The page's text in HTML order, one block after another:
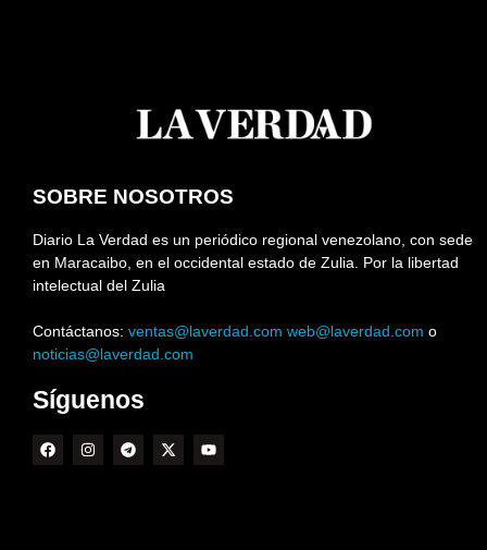
SOBRE NOSOTROS
Diario La Verdad es un periódico regional venezolano, con sede
en Maracaibo, en el occidental estado de Zulia. Por la libertad
intelectual del Zulia
Contáctanos: ventas@laverdad.com web@laverdad.com o
noticias@laverdad.com
Síguenos